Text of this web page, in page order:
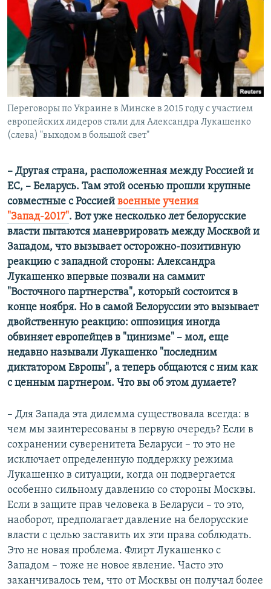
Переговоры по Украине в Минске в 2015 году с участием
европейских лидеров стали для Александра Лукашенко
(слева) "выходом в большой свет"
– Другая страна, расположенная между Россией и
ЕС, – Беларусь. Там этой осенью прошли крупные
совместные с Россией военные учения
"Запад-2017". Вот уже несколько лет белорусские
власти пытаются маневрировать между Москвой и
Западом, что вызывает осторожно-позитивную
реакцию с западной стороны: Александра
Лукашенко впервые позвали на саммит
"Восточного партнерства", который состоится в
конце ноября. Но в самой Белоруссии это вызывает
двойственную реакцию: оппозиция иногда
обвиняет европейцев в "цинизме" – мол, еще
недавно называли Лукашенко "последним
диктатором Европы", а теперь общаются с ним как
с ценным партнером. Что вы об этом думаете?
– Для Запада эта дилемма существовала всегда: в
чем мы заинтересованы в первую очередь? Если в
сохранении суверенитета Беларуси – то это не
исключает определенную поддержку режима
Лукашенко в ситуации, когда он подвергается
особенно сильному давлению со стороны Москвы.
Если в защите прав человека в Беларуси – то это,
наоборот, предполагает давление на белорусские
власти с целью заставить их эти права соблюдать.
Это не новая проблема. Флирт Лукашенко с
Западом – тоже не новое явление. Часто это
заканчивалось тем, что от Москвы он получал более